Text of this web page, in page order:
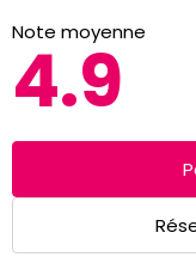
Note moyenne
4.9